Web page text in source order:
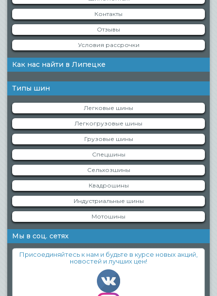
Контакты
Отзывы
Условия рассрочки
Как нас найти в Липецке
Типы шин
Легковые шины
Легкогрузовые шины
Грузовые шины
Спецшины
Сельхозшины
Квадрошины
Индустриальные шины
Мотошины
Мы в соц. сетях
Присоединяйтесь к нам и будьте в курсе новых акций,
новостей и лучших цен!